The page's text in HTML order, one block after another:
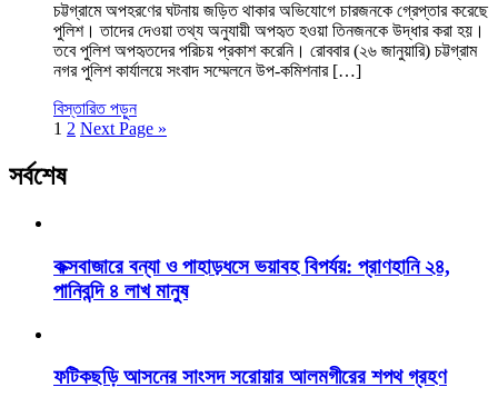
চট্টগ্রামে অপহরণের ঘটনায় জড়িত থাকার অভিযোগে চারজনকে গ্রেপ্তার করেছে
পুলিশ। তাদের দেওয়া তথ্য অনুযায়ী অপহৃত হওয়া তিনজনকে উদ্ধার করা হয়।
তবে পুলিশ অপহৃতদের পরিচয় প্রকাশ করেনি। রোববার (২৬ জানুয়ারি) চট্টগ্রাম
নগর পুলিশ কার্যালয়ে সংবাদ সম্মেলনে উপ-কমিশনার […]
বিস্তারিত পড়ুন
1 2 Next Page »
সর্বশেষ
কক্সবাজারে বন্যা ও পাহাড়ধসে ভয়াবহ বিপর্যয়: প্রাণহানি ২৪,
পানিবন্দি ৪ লাখ মানুষ
ফটিকছড়ি আসনের সাংসদ সরোয়ার আলমগীরের শপথ গ্রহণ